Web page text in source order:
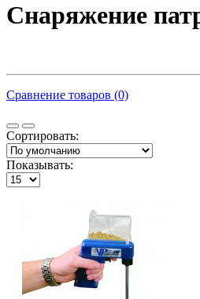
Снаряжение
Сравнение товаров (0)
Сортировать:
Показывать: